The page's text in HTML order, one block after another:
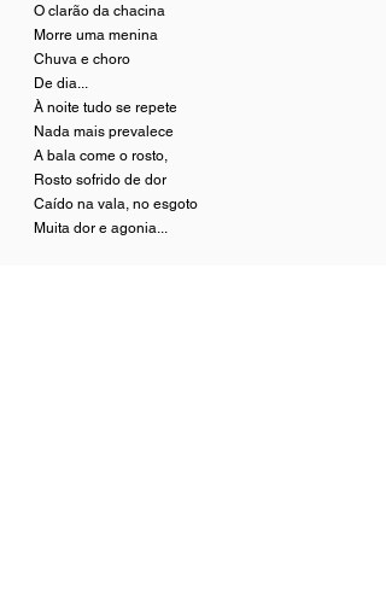
O clarão da chacina
Morre uma menina
Chuva e choro
De dia...
À noite tudo se repete
Nada mais prevalece
A bala come o rosto,
Rosto sofrido de dor
Caído na vala, no esgoto
Muita dor e agonia...